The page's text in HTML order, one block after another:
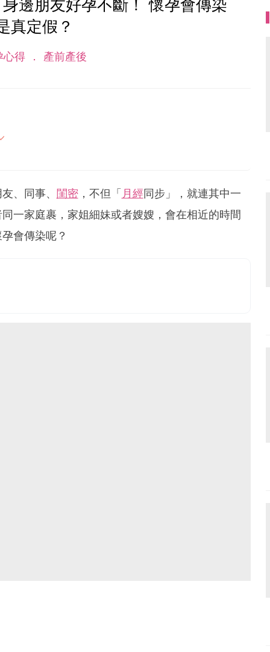
邊朋友好孕不斷！ 懷孕會傳染
真定假？
心得 產前產後
、同事、 閨密，不但「 月經同步」，就連其中一
一家庭裹，家姐細妹或者嫂嫂，會在相近的時間
會傳染呢？